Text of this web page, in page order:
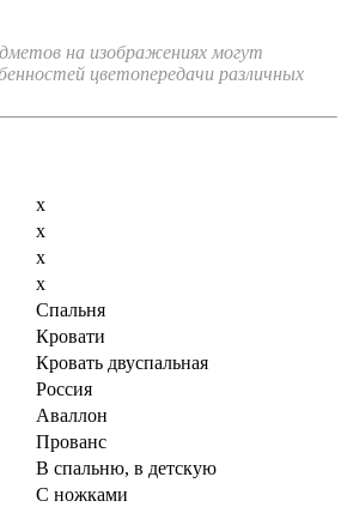
на изображениях могут
цветопередачи различных
x
x
x
x
Спальня
Кровати
Кровать двуспальная
Россия
Аваллон
Прованс
В спальню, в детскую
С ножками